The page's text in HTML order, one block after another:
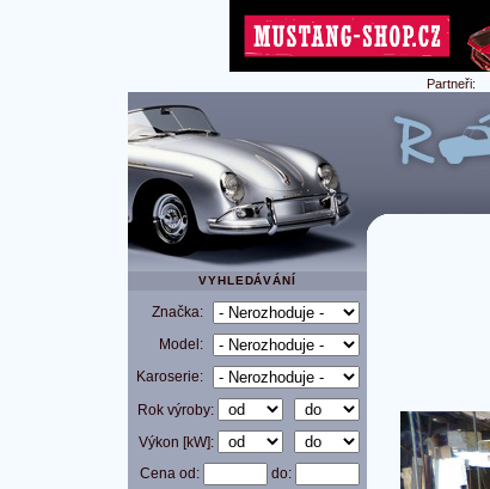
Partneři:
VYHLEDÁVÁNÍ
Značka:
Model:
Karoserie:
Rok výroby:
Výkon [kW]:
Cena od:
do: